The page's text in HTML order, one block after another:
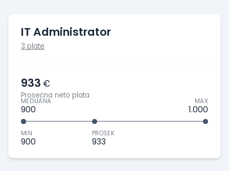
IT Administrator
3 plate
933 €
Prosečna neto plata
MIN
900
MEDIJANA
900
PROSEK
933
MAX
1.000